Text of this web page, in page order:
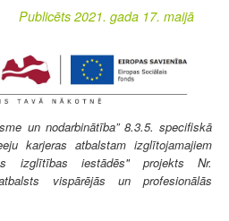
Publicēts 2021. gada 17. maijā
un nodarbinātība” 8.3.5. specifiskā
karjeras atbalstam izglītojamajiem
izglītības iestādēs" projekts Nr.
vispārējās un profesionālās